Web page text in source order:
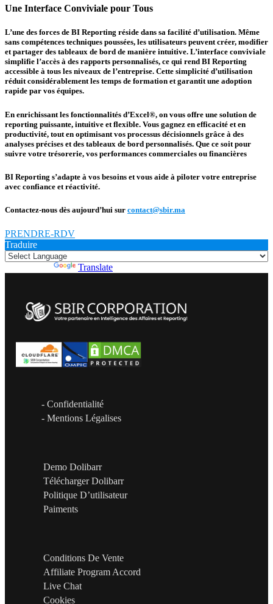
Une Interface Conviviale pour Tous
L’une des forces de BI Reporting réside dans sa facilité d’utilisation. Même
sans compétences techniques poussées, les utilisateurs peuvent créer, modifier
et partager des tableaux de bord de manière intuitive. L’interface conviviale
simplifie l’accès à des rapports personnalisés, ce qui rend BI Reporting
accessible à tous les niveaux de l’entreprise. Cette simplicité d’utilisation
réduit considérablement les temps de formation et garantit une adoption
rapide par vos équipes.
En enrichissant les fonctionnalités d’Excel®, on vous offre une solution de
reporting puissante, intuitive et flexible. Vous gagnez en efficacité et en
productivité, tout en optimisant vos processus décisionnels grâce à des
analyses précises et des tableaux de bord personnalisés. Que ce soit pour
suivre votre trésorerie, vos performances commerciales ou financières
BI Reporting s’adapte à vos besoins et vous aide à piloter votre entreprise
avec confiance et réactivité.
Contactez-nous dès aujourd’hui sur contact@sbir.ma
PRENDRE-RDV
Traduire
Translate
- Confidentialité
- Mentions Légalises
Demo Dolibarr
Télécharger Dolibarr
Politique D’utilisateur
Paiments
Conditions De Vente
Affiliate Program Accord
Live Chat
Cookies